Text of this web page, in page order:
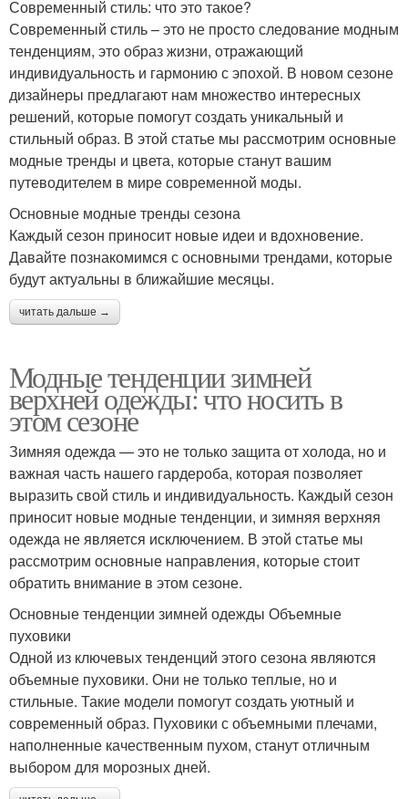
Современный стиль: что это такое?
Современный стиль – это не просто следование модным
тенденциям, это образ жизни, отражающий
индивидуальность и гармонию с эпохой. В новом сезоне
дизайнеры предлагают нам множество интересных
решений, которые помогут создать уникальный и
стильный образ. В этой статье мы рассмотрим основные
модные тренды и цвета, которые станут вашим
путеводителем в мире современной моды.
Основные модные тренды сезона
Каждый сезон приносит новые идеи и вдохновение.
Давайте познакомимся с основными трендами, которые
будут актуальны в ближайшие месяцы.
читать дальше →
Модные тенденции зимней
верхней одежды: что носить в
этом сезоне
Зимняя одежда — это не только защита от холода, но и
важная часть нашего гардероба, которая позволяет
выразить свой стиль и индивидуальность. Каждый сезон
приносит новые модные тенденции, и зимняя верхняя
одежда не является исключением. В этой статье мы
рассмотрим основные направления, которые стоит
обратить внимание в этом сезоне.
Основные тенденции зимней одежды Объемные
пуховики
Одной из ключевых тенденций этого сезона являются
объемные пуховики. Они не только теплые, но и
стильные. Такие модели помогут создать уютный и
современный образ. Пуховики с объемными плечами,
наполненные качественным пухом, станут отличным
выбором для морозных дней.